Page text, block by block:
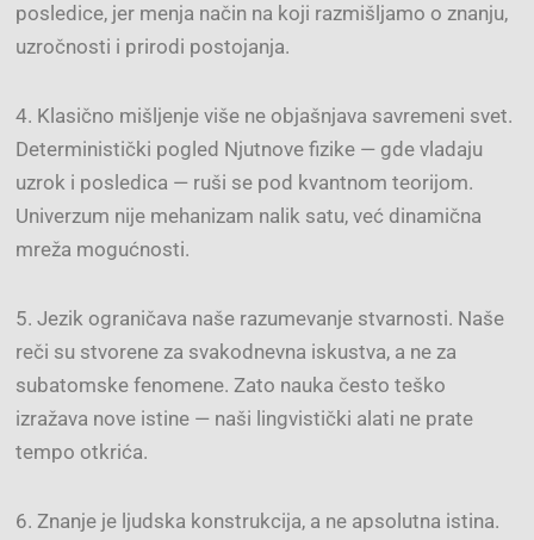
posledice, jer menja način na koji razmišljamo o znanju,
uzročnosti i prirodi postojanja.
4. Klasično mišljenje više ne objašnjava savremeni svet.
Deterministički pogled Njutnove fizike — gde vladaju
uzrok i posledica — ruši se pod kvantnom teorijom.
Univerzum nije mehanizam nalik satu, već dinamična
mreža mogućnosti.
5. Jezik ograničava naše razumevanje stvarnosti. Naše
reči su stvorene za svakodnevna iskustva, a ne za
subatomske fenomene. Zato nauka često teško
izražava nove istine — naši lingvistički alati ne prate
tempo otkrića.
6. Znanje je ljudska konstrukcija, a ne apsolutna istina.